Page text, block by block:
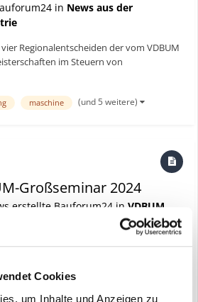
Cookies
um Inhalte und Anzeigen zu
in News aus der
Regionalentscheiden der vom VDBUM
im Steuern von
setzte die einzige Frau im
Artikel (05.10.2023): Vorschau...
maschine (und 5 weitere)
Großseminar 2024
erstellte Bauforum24 in VDBUM